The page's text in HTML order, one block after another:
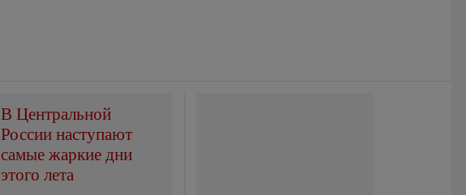
В Центральной
России наступают
самые жаркие дни
этого лета